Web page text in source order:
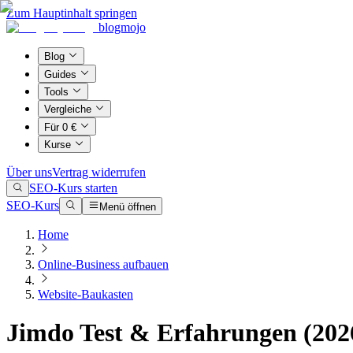
Zum Hauptinhalt springen
blogmojo
Blog
Guides
Tools
Vergleiche
Für 0 €
Kurse
Über unsVertrag widerrufen
SEO-Kurs starten
SEO-Kurs
Menü öffnen
Home
Online-Business aufbauen
Website-Baukasten
Jimdo Test & Erfahrungen